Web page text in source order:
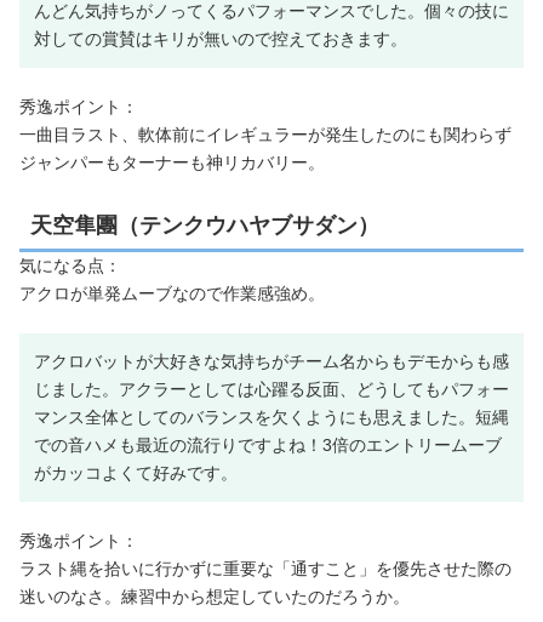
んどん気持ちがノってくるパフォーマンスでした。個々の技に
対しての賞賛はキリが無いので控えておきます。
秀逸ポイント：
一曲目ラスト、軟体前にイレギュラーが発生したのにも関わらず
ジャンパーもターナーも神リカバリー。
天空隼團（テンクウハヤブサダン）
気になる点：
アクロが単発ムーブなので作業感強め。
アクロバットが大好きな気持ちがチーム名からもデモからも感
じました。アクラーとしては心躍る反面、どうしてもパフォー
マンス全体としてのバランスを欠くようにも思えました。短縄
での音ハメも最近の流行りですよね！3倍のエントリームーブ
がカッコよくて好みです。
秀逸ポイント：
ラスト縄を拾いに行かずに重要な「通すこと」を優先させた際の
迷いのなさ。練習中から想定していたのだろうか。